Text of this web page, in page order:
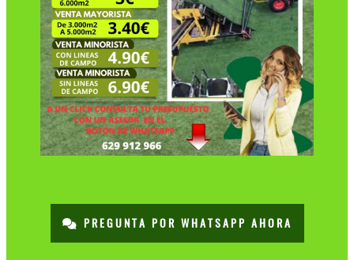
PREGUNTA POR WHATSAPP AHORA